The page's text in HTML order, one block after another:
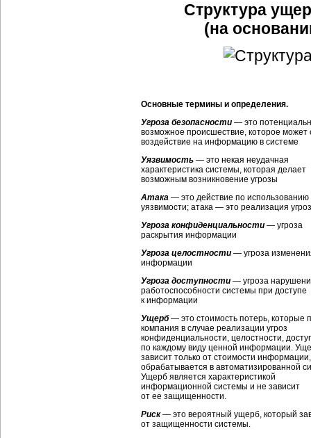
Структура
(на
Основные термины и определения.
Угроза безопасности — это
возможное происшествие, которое может
воздействие на информацию в системе
Уязвимость — это некая неудачная
характеристика системы, которая делает
возможным возникновение угрозы
Атака — это действие по использованию
уязвимости; атака — это реализация
Угроза конфиденциальности — угроза
раскрытия информации
Угроза целостности — угроза
информации
Угроза доступности — угроза
работоспособности системы при доступе
к информации
Ущерб— это стоимость потерь, которые
компания в случае реализации угроз
конфиденциальности, целостности,
по каждому виду ценной информации.
зависит только от стоимости
обрабатывается в автоматизированной
Ущерб является характеристикой
информационной системы и не зависит
от ее защищенности.
Риск— это вероятный ущерб, который
от защищенности системы.